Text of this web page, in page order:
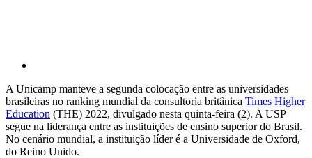
A Unicamp manteve a segunda colocação entre as universidades
brasileiras no ranking mundial da consultoria britânica Times Higher
Education (THE) 2022, divulgado nesta quinta-feira (2). A USP
segue na liderança entre as instituições de ensino superior do Brasil.
No cenário mundial, a instituição líder é a Universidade de Oxford,
do Reino Unido.